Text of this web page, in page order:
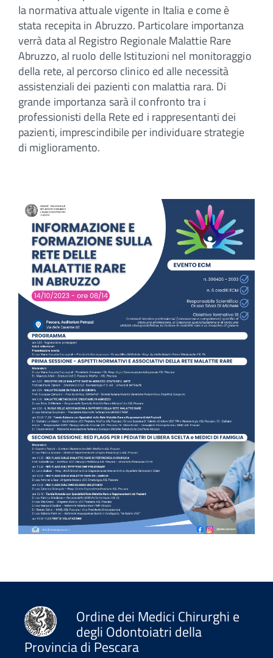
la normativa attuale vigente in Italia e come è
stata recepita in Abruzzo. Particolare importanza
verrà data al Registro Regionale Malattie Rare
Abruzzo, al ruolo delle Istituzioni nel monitoraggio
della rete, al percorso clinico ed alle necessità
assistenziali dei pazienti con malattia rara. Di
grande importanza sarà il confronto tra i
professionisti della Rete ed i rappresentanti dei
pazienti, imprescindibile per individuare strategie
di miglioramento.
Ordine dei Medici Chirurghi e
degli Odontoiatri della
Provincia di Pescara